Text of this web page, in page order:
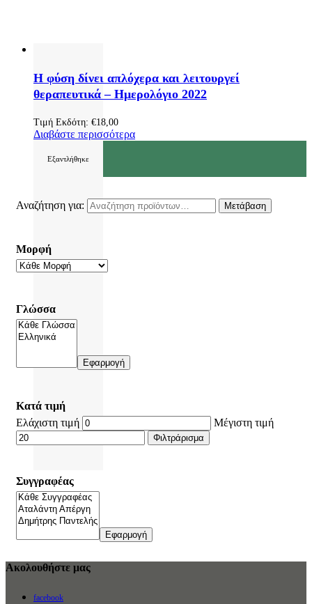
Η φύση δίνει απλόχερα και λειτουργεί
θεραπευτικά – Ημερολόγιο 2022
Τιμή Εκδότη: €18,00
Διαβάστε περισσότερα
Εξαντλήθηκε
Αναζήτηση για: Μετάβαση
Μορφή
Γλώσσα
Εφαρμογή
Κατά τιμή
Ελάχιστη τιμή
Μέγιστη τιμή
Φιλτράρισμα
Συγγραφέας
Εφαρμογή
Ακολουθήστε μας
facebook